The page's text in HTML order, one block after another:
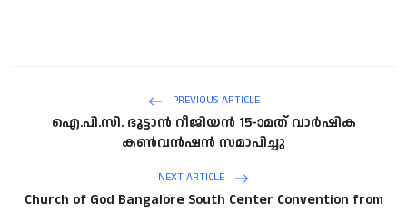
PREVIOUS ARTICLE
ഐ.പി.സി. ഭൂട്ടാൻ റീജിയൻ 15-ാമത് വാർഷിക
കൺവൻഷൻ സമാപിച്ചു
NEXT ARTICLE
Church of God Bangalore South Center Convention from